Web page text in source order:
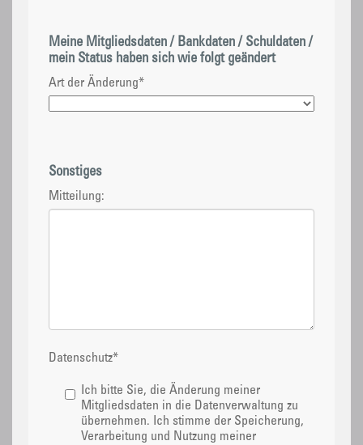
Meine Mitgliedsdaten / Bankdaten / Schuldaten /
mein Status haben sich wie folgt geändert
Art der Änderung*
Sonstiges
Mitteilung:
Datenschutz*
Ich bitte Sie, die Änderung meiner
Mitgliedsdaten in die Datenverwaltung zu
übernehmen. Ich stimme der Speicherung,
Verarbeitung und Nutzung meiner